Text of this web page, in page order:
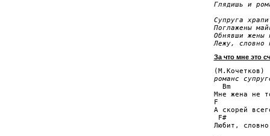
Глядишь и
Супруга
Поглажены
Обнявши жены
Лежу, словно
За что мне это
романс
Bm
Мне жена не
F
А скорей
F#
Любит,